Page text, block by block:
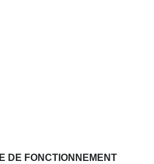
DE FONCTIONNEMENT